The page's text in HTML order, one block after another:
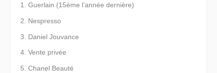
Guerlain (15ème l’année dernière)
Nespresso
Daniel Jouvance
Vente privée
Chanel Beauté